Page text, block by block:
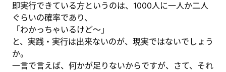
即実行できている方というのは、1000人に一人か二人
ぐらいの確率であり、
「わかっちゃいるけど～」
と、実践・実行は出来ないのが、現実ではないでしょう
か。
一言で言えば、何かが足りないからですが、さて、それ